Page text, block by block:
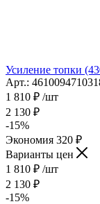
Усиление топки
Арт.:
1 810 ₽ /шт
2 130 ₽
-15%
Экономия 320 ₽
Варианты цен
1 810 ₽ /шт
2 130 ₽
-15%